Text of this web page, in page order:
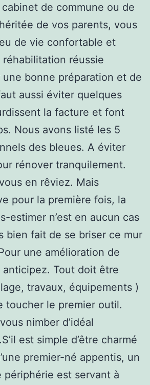
cabinet de commune ou de
de vos parents, vous
de vie confortable et
réussie
une bonne préparation et de
aussi éviter quelques
la facture et font
Nous avons listé les 5
des bleues. A éviter
rénover tranquilement.
en rêviez. Mais
pour la première fois, la
estimer n’est en aucun cas
bien fait de se briser ce mur
une amélioration de
Tout doit être
travaux, équipements )
toucher le premier outil.
nimber d’idéal
est simple d’être charmé
premier-né appentis, un
périphérie est servant à